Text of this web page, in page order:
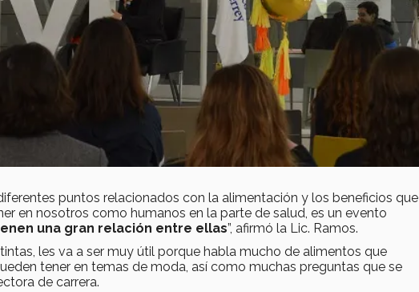
puntos relacionados con la alimentación y los beneficios que
en nosotros como humanos en la parte de salud, es un evento
una gran relación entre ellas”, afirmó la Lic. Ramos.
les va a ser muy útil porque habla mucho de alimentos que
tener en temas de moda, así como muchas preguntas que se
de carrera.